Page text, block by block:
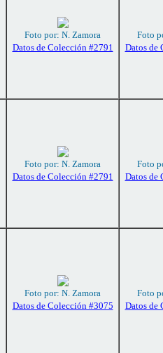
Foto por: N. Zamora
Datos de Colección #2791
Foto
Datos de
Foto por: N. Zamora
Datos de Colección #2791
Foto
Datos de
Foto por: N. Zamora
Datos de Colección #3075
Foto
Datos de